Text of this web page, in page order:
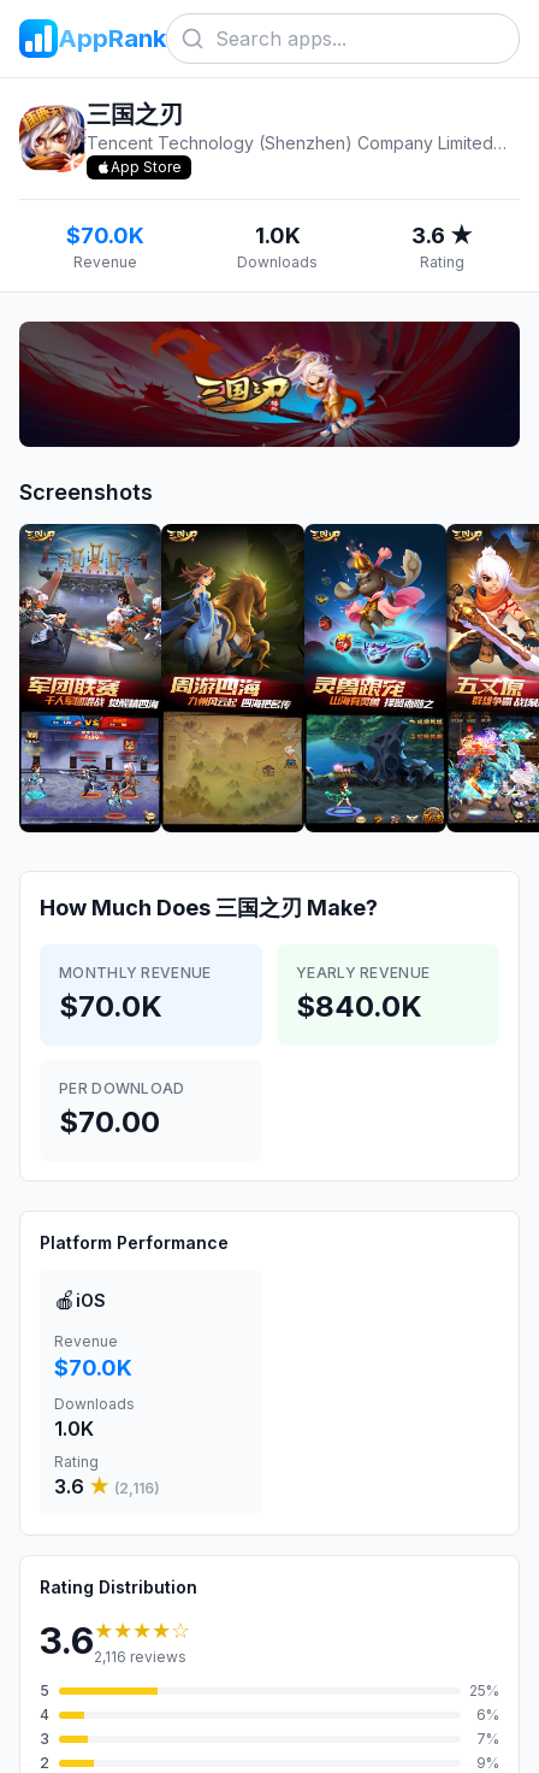
AppRank
三国之刃
Tencent Technology (Shenzhen) Company Limitedv
App Store
$70.0K
Revenue
1.0K
Downloads
3.6 ★
Rating
Screenshots
How Much Does 三国之刃 Make?
MONTHLY REVENUE
$70.0K
YEARLY REVENUE
$840.0K
PER DOWNLOAD
$70.00
Platform Performance
🍎 iOS
Revenue
$70.0K
Downloads
1.0K
Rating
3.6 ★ (2,116)
Rating Distribution
3.6★★★★☆
2,116 reviews
5
25%
4
6%
3
7%
2
9%